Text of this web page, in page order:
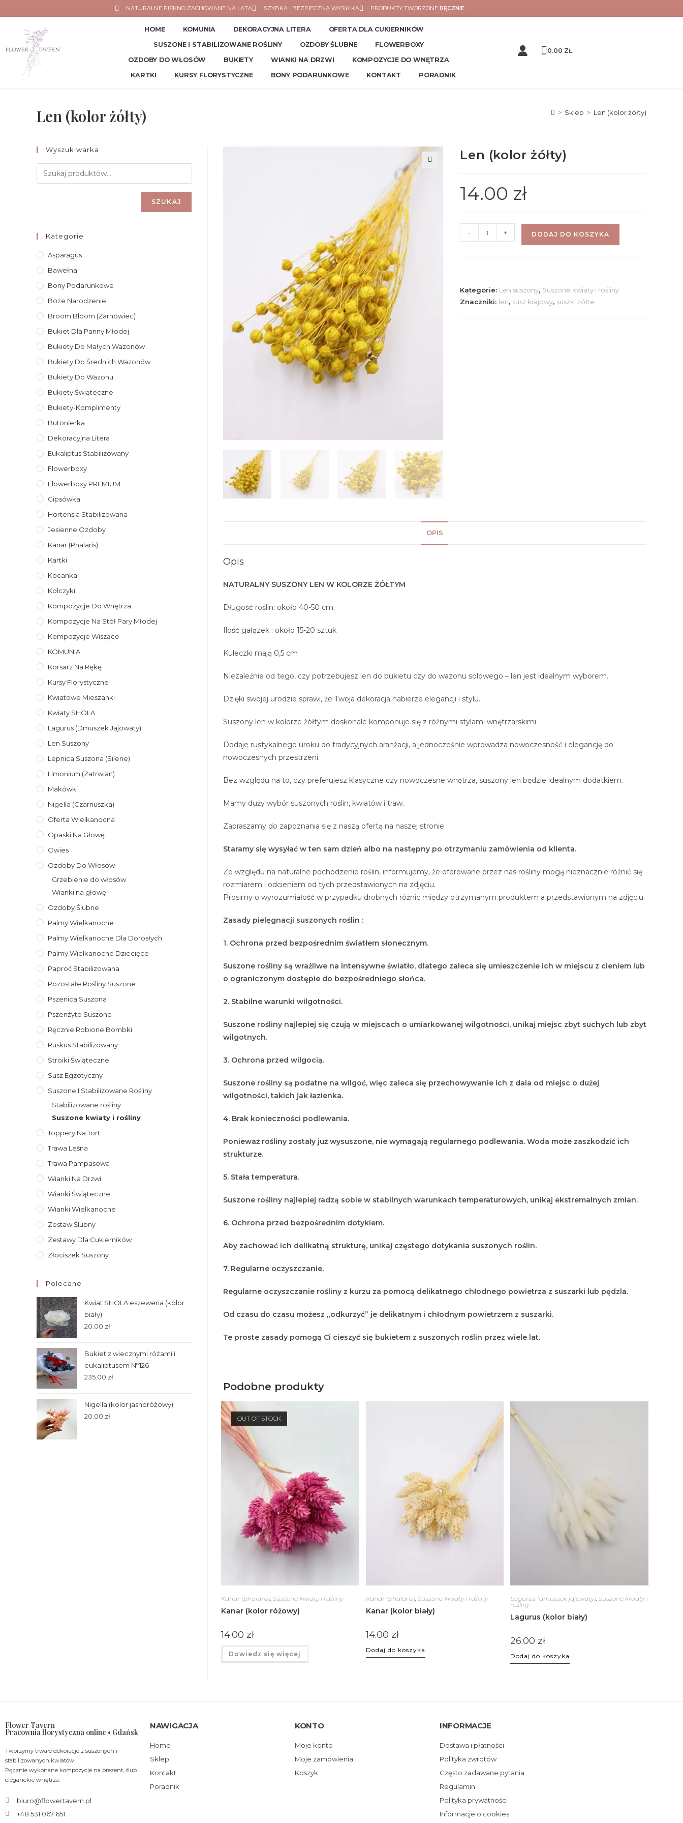
NATURALNE PIĘKNO ZACHOWANE NA LATA SZYBKA I BEZPIECZNA WYSYŁKA PRODUKTY TWORZONERĘCZNIE
HOME KOMUNIA DEKORACYJNA LITERA
OFERTA DLA CUKIERNIKÓW
SUSZONE I STABILIZOWANE ROŚLINY
OZDOBY ŚLUBNE
FLOWERBOXY
OZDOBY DO WŁOSÓW
BUKIETY WIANKI NA DRZWI
KOMPOZYCJE DO WNĘTRZA
KARTKI
KURSY FLORYSTYCZNE BONY PODARUNKOWE KONTAKT PORADNIK
0.00 ZŁ
Len (kolor żółty) > Sklep > Len (kolor żółty)
Len (kolor żółty)
14.00 zł
- + DODAJ DO KOSZYKA
Kategorie: Len suszony, Suszone kwiaty i rośliny
Znaczniki: len, susz krajowy, suszki żółte
OPIS
Opis
NATURALNY SUSZONY LEN W KOLORZE ŻÓŁTYM
Długość roślin: około 40-50 cm.
Ilość gałązek : około 15-20 sztuk
Kuleczki mają 0,5 cm
Niezależnie od tego, czy potrzebujesz len do bukietu czy do wazonu solowego – len jest idealnym wyborem.
Dzięki swojej urodzie sprawi, że Twoja dekoracja nabierze elegancji i stylu.
Suszony len w kolorze żółtym doskonale komponuje się z różnymi stylami wnętrzarskimi.
Dodaje rustykalnego uroku do tradycyjnych aranżacji, a jednocześnie wprowadza nowoczesność i elegancję do
nowoczesnych przestrzeni.
Bez względu na to, czy preferujesz klasyczne czy nowoczesne wnętrza, suszony len będzie idealnym dodatkiem.
Mamy duży wybór suszonych roślin, kwiatów i traw.
Zapraszamy do zapoznania się z naszą ofertą na naszej stronie
Staramy się wysyłać w ten sam dzień albo na następny po otrzymaniu zamówienia od klienta.
Ze względu na naturalne pochodzenie roślin, informujemy, że oferowane przez nas rośliny mogą nieznacznie różnić się
rozmiarem i odcieniem od tych przedstawionych na zdjęciu.
Prosimy o wyrozumiałość w przypadku drobnych różnic między otrzymanym produktem a przedstawionym na zdjęciu.
Zasady pielęgnacji suszonych roślin :
1. Ochrona przed bezpośrednim światłem słonecznym.
Suszone rośliny są wrażliwe na intensywne światło, dlatego zaleca się umieszczenie ich w miejscu z cieniem lub
o ograniczonym dostępie do bezpośredniego słońca.
2. Stabilne warunki wilgotności.
Suszone rośliny najlepiej się czują w miejscach o umiarkowanej wilgotności, unikaj miejsc zbyt suchych lub zbyt
wilgotnych.
3. Ochrona przed wilgocią.
Suszone rośliny są podatne na wilgoć, więc zaleca się przechowywanie ich z dala od miejsc o dużej
wilgotności, takich jak łazienka.
4. Brak konieczności podlewania.
Ponieważ rośliny zostały już wysuszone, nie wymagają regularnego podlewania. Woda może zaszkodzić ich
strukturze.
5. Stała temperatura.
Suszone rośliny najlepiej radzą sobie w stabilnych warunkach temperaturowych, unikaj ekstremalnych zmian.
6. Ochrona przed bezpośrednim dotykiem.
Aby zachować ich delikatną strukturę, unikaj częstego dotykania suszonych roślin.
7. Regularne oczyszczanie.
Regularne oczyszczanie rośliny z kurzu za pomocą delikatnego chłodnego powietrza z suszarki lub pędzla.
Od czasu do czasu możesz „odkurzyć” je delikatnym i chłodnym powietrzem z suszarki.
Te proste zasady pomogą Ci cieszyć się bukietem z suszonych roślin przez wiele lat.
Podobne produkty
OUT OF STOCK
Kanar (phalaris),Suszone kwiaty i rośliny
Kanar (kolor różowy)
14.00 zł
Dowiedz się więcej
Kanar (phalaris), Suszone kwiaty i rośliny
Kanar (kolor biały)
14.00 zł
Dodaj do koszyka
Lagurus (dmuszek jajowaty), Suszone kwiaty i
rośliny
Lagurus (kolor biały)
26.00 zł
Dodaj do koszyka
Wyszukiwarka
SZUKAJ
Kategorie
Asparagus
Bawełna
Bony Podarunkowe
Boże Narodzenie
Broom Bloom (żarnowiec)
Bukiet Dla Panny Młodej
Bukiety Do Małych Wazonów
Bukiety Do Średnich Wazonów
Bukiety Do Wazonu
Bukiety Świąteczne
Bukiety-Komplimenty
Butonierka
Dekoracyjna Litera
Eukaliptus Stabilizowany
Flowerboxy
Flowerboxy PREMIUM
Gipsówka
Hortensja Stabilizowana
Jesienne Ozdoby
Kanar (phalaris)
Kartki
Kocanka
Kolczyki
Kompozycje Do Wnętrza
Kompozycje Na Stół Pary Młodej
Kompozycje Wiszące
KOMUNIA
Korsarz Na Rękę
Kursy Florystyczne
Kwiatowe Mieszanki
Kwiaty SHOLA
Lagurus (dmuszek Jajowaty)
Len Suszony
Lepnica Suszona (Silene)
Limonium (zatrwian)
Makówki
Nigella (Czarnuszka)
Oferta Wielkanocna
Opaski Na Głowę
Owies
Ozdoby Do Włosów
Grzebienie do włosów
Wianki na głowę
Ozdoby Ślubne
Palmy Wielkanocne
Palmy Wielkanocne Dla Dorosłych
Palmy Wielkanocne Dziecięce
Paproć Stabilizowana
Pozostałe Rośliny Suszone
Pszenica Suszona
Pszenżyto Suszone
Ręcznie Robione Bombki
Ruskus Stabilizowany
Stroiki Świąteczne
Susz Egzotyczny
Suszone I Stabilizowane Rośliny
Stabilizowane rośliny
Suszone kwiaty i rośliny
Toppery Na Tort
Trawa Leśna
Trawa Pampasowa
Wianki Na Drzwi
Wianki Świąteczne
Wianki Wielkanocne
Zestaw Ślubny
Zestawy Dla Cukierników
Złociszek Suszony
Polecane
Kwiat SHOLA eszeweria (kolor
biały)
20.00 zł
Bukiet z wiecznymi różami i
eukaliptusem №126
235.00 zł
Nigella (kolor jasnoróżowy)
20.00 zł
Flower Tavern
Pracownia florystyczna online • Gdańsk
Tworzymy trwałe dekoracje z suszonych i
stabilizowanych kwiatów.
Ręcznie wykonane kompozycje na prezent, ślub i
eleganckie wnętrza.
biuro@flowertavern.pl
+48 531 067 651
NAWIGACJA
Home
Sklep
Kontakt
Poradnik
KONTO
Moje konto
Moje zamówienia
Koszyk
INFORMACJE
Dostawa i płatności
Polityka zwrotów
Często zadawane pytania
Regulamin
Polityka prywatności
Informacje o cookies